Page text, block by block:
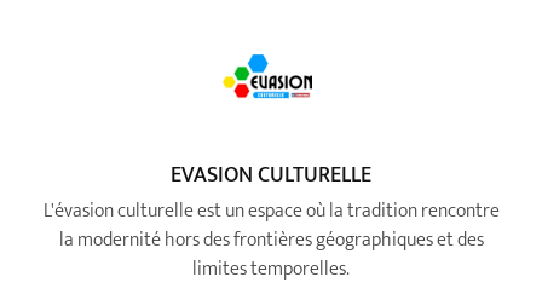
EVASION CULTURELLE
L'évasion culturelle est un espace où la tradition rencontre
la modernité hors des frontières géographiques et des
limites temporelles.